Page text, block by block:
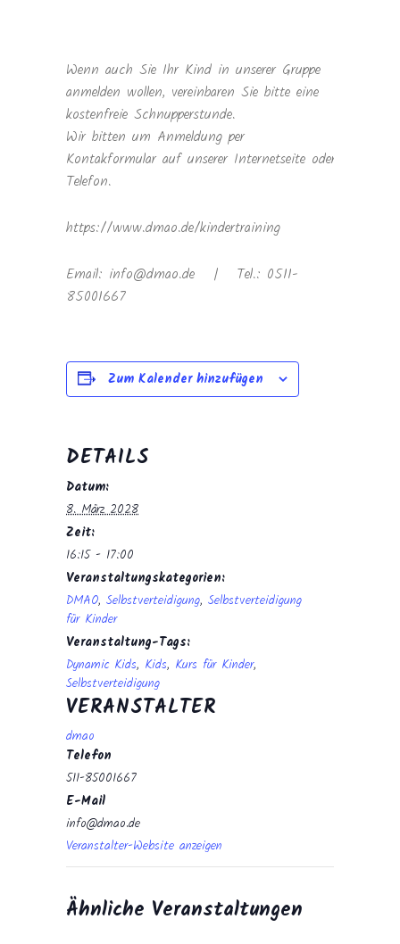
Wenn auch Sie Ihr Kind in unserer Gruppe
anmelden wollen, vereinbaren Sie bitte eine
kostenfreie Schnupperstunde.
Wir bitten um Anmeldung per
Kontakformular auf unserer Internetseite oder
Telefon.
https://www.dmao.de/kindertraining
Email: info@dmao.de | Tel.: 0511-
85001667
Zum Kalender hinzufügen
DETAILS
Datum:
8. März 2028
Zeit:
16:15 - 17:00
Veranstaltungskategorien:
DMAO, Selbstverteidigung, Selbstverteidigung
für Kinder
Veranstaltung-Tags:
Dynamic Kids, Kids, Kurs für Kinder,
Selbstverteidigung
VERANSTALTER
dmao
Telefon
511-85001667
E-Mail
info@dmao.de
Veranstalter-Website anzeigen
Ähnliche Veranstaltungen